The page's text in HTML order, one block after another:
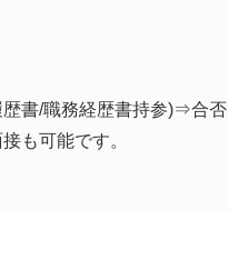
書/職務経歴書持参)⇒合否
も可能です。